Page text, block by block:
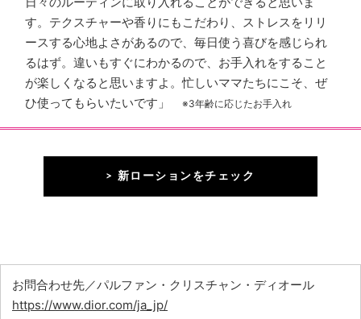
す。テクスチャーや香りにもこだわり、ストレスをリリ
ースする心地よさがあるので、毎日使う喜びを感じられ
るはず。違いもすぐにわかるので、お手入れをすること
が楽しくなると思いますよ。忙しいママたちにこそ、ぜ
ひ使ってもらいたいです」
※3年齢に応じたお手入れ
> 新ローションをチェック
お問合わせ先／パルファン・クリスチャン・ディオール
https://www.dior.com/ja_jp/